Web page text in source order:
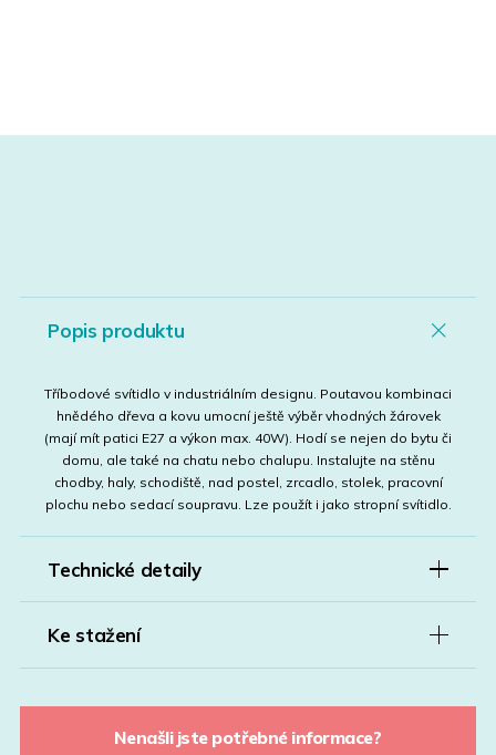
Popis produktu
Tříbodové svítidlo v industriálním designu. Poutavou kombinaci
hnědého dřeva a kovu umocní ještě výběr vhodných žárovek
(mají mít patici E27 a výkon max. 40W). Hodí se nejen do bytu či
domu, ale také na chatu nebo chalupu. Instalujte na stěnu
chodby, haly, schodiště, nad postel, zrcadlo, stolek, pracovní
plochu nebo sedací soupravu. Lze použít i jako stropní svítidlo.
Technické detaily
Ke stažení
Nenašli jste potřebné informace?